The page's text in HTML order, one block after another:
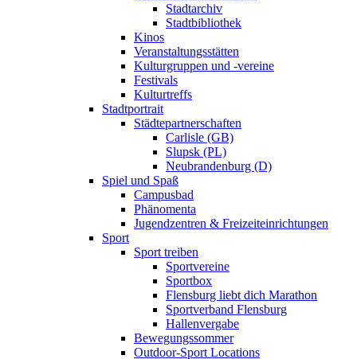
Stadtarchiv
Stadtbibliothek
Kinos
Veranstaltungsstätten
Kulturgruppen und -vereine
Festivals
Kulturtreffs
Stadtportrait
Städtepartnerschaften
Carlisle (GB)
Slupsk (PL)
Neubrandenburg (D)
Spiel und Spaß
Campusbad
Phänomenta
Jugendzentren & Freizeiteinrichtungen
Sport
Sport treiben
Sportvereine
Sportbox
Flensburg liebt dich Marathon
Sportverband Flensburg
Hallenvergabe
Bewegungssommer
Outdoor-Sport Locations